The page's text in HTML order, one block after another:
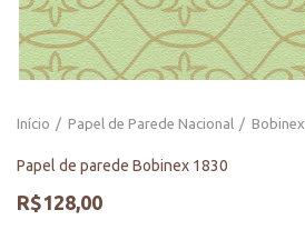
Início Papel de Parede Nacional Bobinex
Papel de parede Bobinex 1830
R$128,00